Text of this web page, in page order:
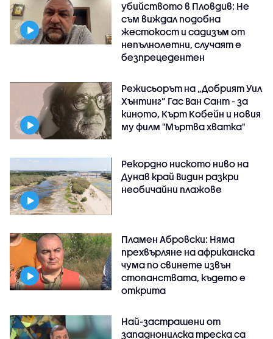
убийството в Пловдив: Не
съм виждал подобна
жестокост и садизъм от
непълнолетни, случаят е
безпрецедентен
Режисьорът на „Добрият Уил
Хънтинг“ Гас Ван Сант - за
киното, Кърт Кобейн и новия
му филм "Мъртва хватка"
Рекордно ниското ниво на
Дунав край Видин разкри
необичайни плажове
Пламен Абровски: Няма
прехвърляне на африканска
чума по свинете извън
стопанствата, където е
открита
Най-застрашени от
западнонилска треска са